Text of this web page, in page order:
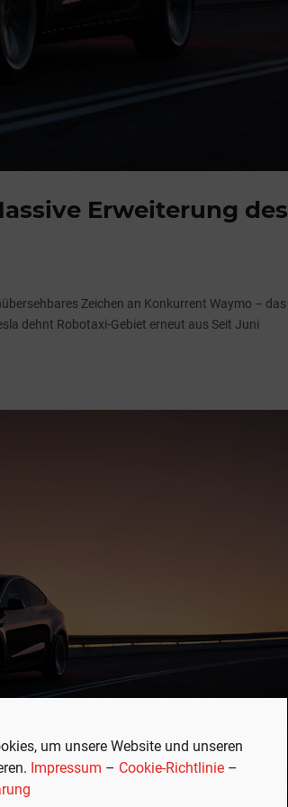
um unsere Website und unseren
Impressum – Cookie-Richtlinie –
Erweiterung des
Zeichen an Konkurrent Waymo – das
dehnt Robotaxi-Gebiet erneut aus Seit Juni